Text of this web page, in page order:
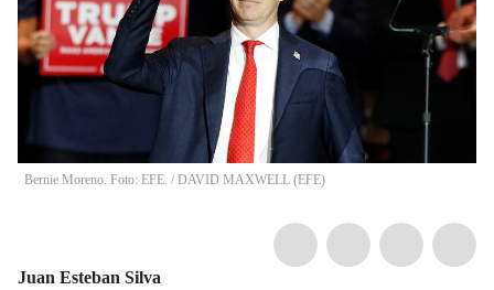
Bernie Moreno. Foto: EFE. / DAVID MAXWELL (EFE)
Juan Esteban Silva